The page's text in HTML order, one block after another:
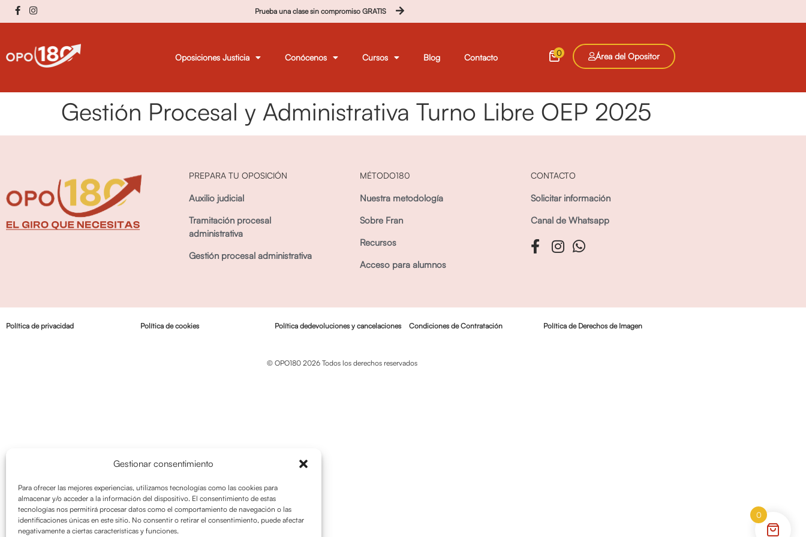
Gestionar consentimiento
Para ofrecer las mejores experiencias, utilizamos tecnologías como las cookies para
almacenar y/o acceder a la información del dispositivo. El consentimiento de estas
tecnologías nos permitirá procesar datos como el comportamiento de navegación o las
identificaciones únicas en este sitio. No consentir o retirar el consentimiento, puede afectar
negativamente a ciertas características y funciones.
Prueba una clase sin compromiso GRATIS
Oposiciones Justicia Conócenos Cursos Blog Contacto 0 Área del Opositor
Gestión Procesal y Administrativa Turno Libre OEP 2025
PREPARA TU OPOSICIÓN
Auxilio judicial
Tramitación procesal
administrativa
Gestión procesal administrativa
MÉTODO180
Nuestra metodología
Sobre Fran
Recursos
Acceso para alumnos
CONTACTO
Solicitar información
Canal de Whatsapp
Política de privacidad Política de cookies Política dedevoluciones y cancelaciones Condiciones de Contratación Política de Derechos de Imagen
© OPO180 2026 Todos los derechos reservados
0